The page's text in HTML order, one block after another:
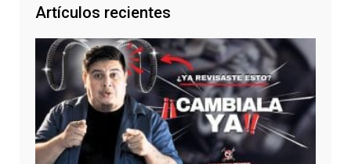
Artículos recientes